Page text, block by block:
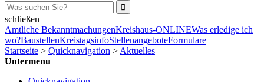
schließen
Amtliche BekanntmachungenKreishaus-ONLINEWas erledige ich
wo?BaustellenKreistagsinfoStellenangeboteFormulare
Startseite > Quicknavigation > Aktuelles
Untermenu